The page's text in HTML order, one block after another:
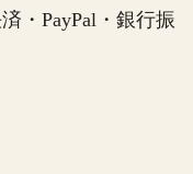
・PayPal・銀行振